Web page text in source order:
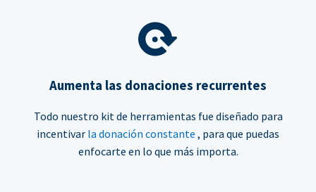
Aumenta las donaciones recurrentes
Todo nuestro kit de herramientas fue diseñado para
incentivar la donación constante , para que puedas
enfocarte en lo que más importa.